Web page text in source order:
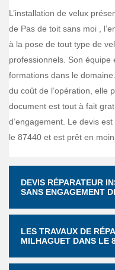
L’installation de velux
de Pas de toit sans moi ,
à la pose de tout type de
professionnels. Son équipe
formations dans le
du coût de l’opération, elle
document est tout à fait
d’engagement. Le devis
le 87440 et est prêt en
DEVIS RÉPARATEUR
SANS ENGAGEMENT
LES TRAVAUX DE
MILHAGUET DANS LE